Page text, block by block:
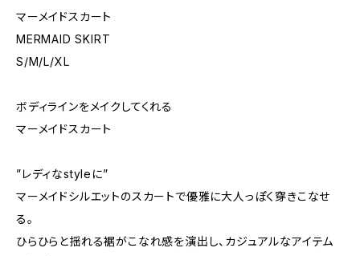
マーメイドスカート
MERMAID SKIRT
S/M/L/XL
ボディラインをメイクしてくれる
マーメイドスカート
”レディなstyleに”
マーメイドシルエットのスカートで優雅に大人っぽく穿きこなせ
る。
ひらひらと揺れる裾がこなれ感を演出し、カジュアルなアイテム